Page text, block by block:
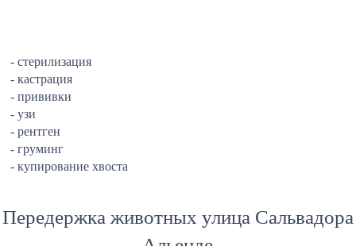
- стерилизация
- кастрация
- прививки
- узи
- рентген
- груминг
- купирование хвоста
Передержка животных улица Сальвадора